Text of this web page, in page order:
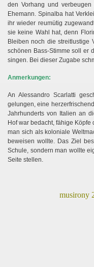
den Vorhang und
Ehemann. Spinalba hat
ihr wieder reumütig
sie keine Wahl hat, denn
Bleiben noch die streitlustige
schönen Bass-Stimme soll er
singen. Bei dieser Zugabe
Anmerkungen:
An Alessandro Scarlatti
gelungen, eine
Jahrhunderts von Italien an
Hof war bedacht, fähige
man sich als koloniale
beweisen wollte. Das Ziel
Schule, sondern man wollte
Seite stellen.
musirony